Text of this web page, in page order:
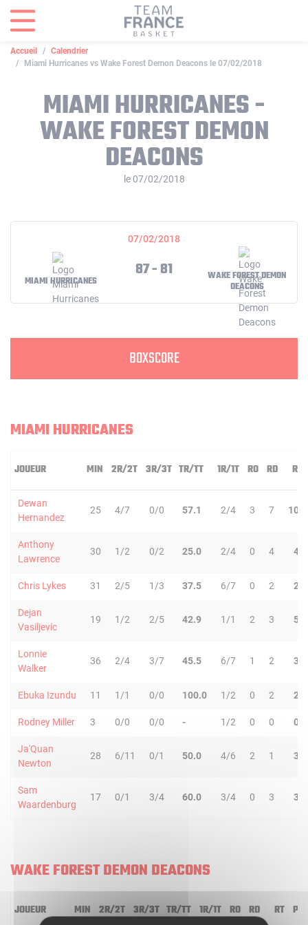
Accueil
Calendrier
Miami Hurricanes vs Wake Forest Demon Deacons le 07/02/2018
MIAMI HURRICANES -
WAKE FOREST DEMON
DEACONS
le 07/02/2018
07/02/2018
MIAMI HURRICANES
87 - 81
WAKE FOREST DEMON
DEACONS
BOXSCORE
MIAMI HURRICANES
JOUEUR MIN 2R/2T 3R/3T TR/TT 1R/1T RO RD RT
Dewan
Hernandez
25 4/7 0/0 57.1 2/4 3 7 10
Anthony
Lawrence
30 1/2 0/2 25.0 2/4 0 4 4
Chris Lykes 31 2/5 1/3 37.5 6/7 0 2 2
Dejan
Vasiljevic
19 1/2 2/5 42.9 1/1 2 3 5
Lonnie
Walker
36 2/4 3/7 45.5 6/7 1 2 3
Ebuka Izundu 11 1/1 0/0 100.0 1/2 0 2 2
Rodney Miller 3 0/0 0/0 - 1/2 0 0 0
Ja'Quan
Newton
28 6/11 0/1 50.0 4/6 2 1 3
Sam
Waardenburg
17 0/1 3/4 60.0 3/4 0 3 3
WAKE FOREST DEMON DEACONS
JOUEUR MIN 2R/2T 3R/3T TR/TT 1R/1T RO RD RT PD
Panneau de gestion des cookies